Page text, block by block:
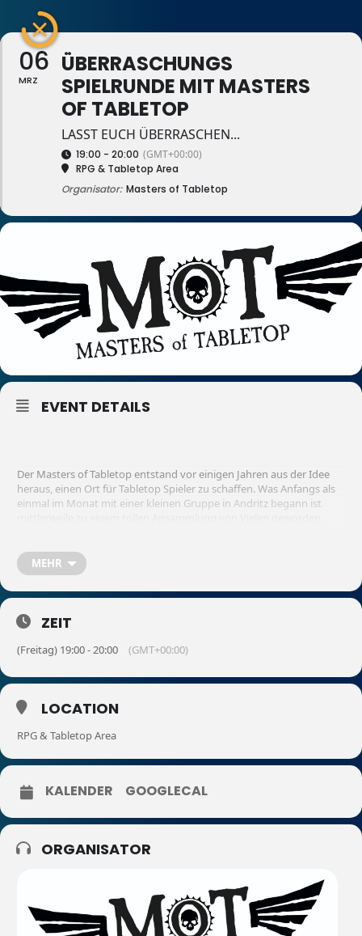
06
MRZ
ÜBERRASCHUNGS
SPIELRUNDE MIT MASTERS
OF TABLETOP
LASST EUCH ÜBERRASCHEN...
19:00 - 20:00 (GMT+00:00)
RPG & Tabletop Area
Organisator: Masters of Tabletop
EVENT DETAILS
Der Masters of Tabletop entstand vor einigen Jahren aus der Idee
heraus, einen Ort für Tabletop Spieler zu schaffen. Was Anfangs als
einmal im Monat mit einer kleinen Gruppe in Andritz begann ist
Mit unseren eigenen Räumlichkeiten in der Karlauerstrasse 44a,
gleich neben dem City Park, haben wir mittlerweile einen Ort
geschaffen, der unseren Mitglieder nicht nur einmal im Monat zur
MEHR
ZEIT
(Freitag) 19:00 - 20:00 (GMT+00:00)
LOCATION
RPG & Tabletop Area
KALENDER GOOGLECAL
ORGANISATOR